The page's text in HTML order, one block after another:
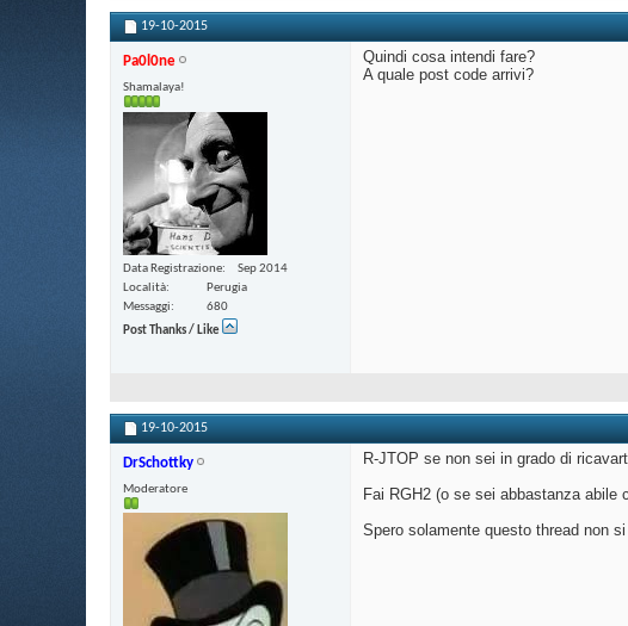
19-10-2015
Pa0l0ne
Shamalaya!
Data Registrazione
Sep 2014
Località
Perugia
Messaggi
680
Post Thanks / Like
Quindi cosa intendi fare?
A quale post code arrivi?
19-10-2015
DrSchottky
Moderatore
R-JTOP se non sei in grado di
Fai RGH2 (o se sei abbastanza abile
Spero solamente questo thread non